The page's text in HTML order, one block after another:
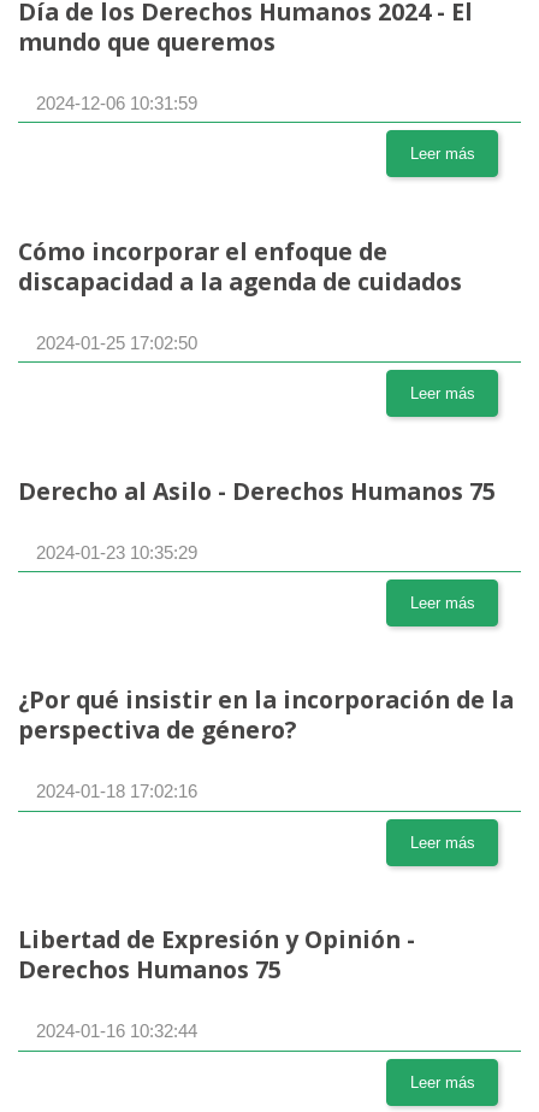
Día de los Derechos Humanos 2024 - El
mundo que queremos
2024-12-06 10:31:59
Leer más
Cómo incorporar el enfoque de
discapacidad a la agenda de cuidados
2024-01-25 17:02:50
Leer más
Derecho al Asilo - Derechos Humanos 75
2024-01-23 10:35:29
Leer más
¿Por qué insistir en la incorporación de la
perspectiva de género?
2024-01-18 17:02:16
Leer más
Libertad de Expresión y Opinión -
Derechos Humanos 75
2024-01-16 10:32:44
Leer más